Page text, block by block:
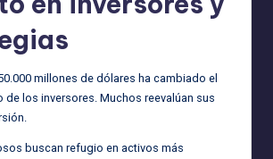
millones de dólares ha cambiado el
los inversores. Muchos reevalúan sus
buscan refugio en activos más